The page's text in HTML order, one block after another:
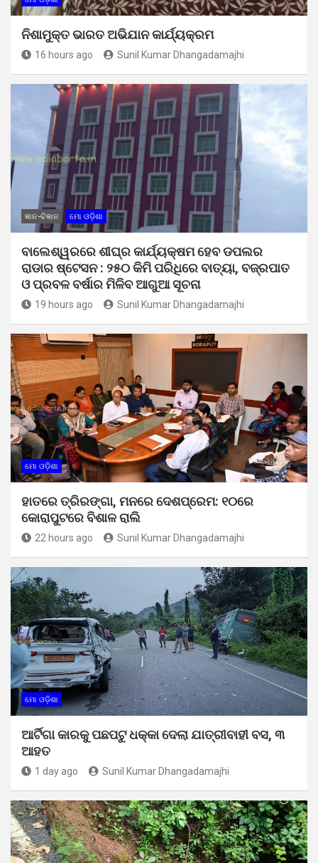
ନିଶାମୁକ୍ତ ଭାରତ ଅଭିଯାନ କାର୍ଯ୍ୟକ୍ରମ
16 hours ago Sunil Kumar Dhangadamajhi
ଜ୍ଞାନ-ବିଜ୍ଞାନ ମୋ ଓଡ଼ିଶା
ବାଲେଶ୍ୱରରେ ଶୀଘ୍ର କାର୍ଯ୍ୟକ୍ଷମ ହେବ ଡପଲର
ରାଡାର ଷ୍ଟେସନ : ୨୫୦ କିମି ପରିଧିରେ ବାତ୍ୟା, ବଜ୍ରପାତ
ଓ ପ୍ରବଳ ବର୍ଷାର ମିଳିବ ଆଗୁଆ ସୂଚନା
19 hours ago Sunil Kumar Dhangadamajhi
ମୋ ଓଡ଼ିଶା
ହାତରେ ତ୍ରିରଙ୍ଗା, ମନରେ ଦେଶପ୍ରେମ: ୧୦ରେ
କୋରାପୁଟରେ ବିଶାଳ ରାଲି
22 hours ago Sunil Kumar Dhangadamajhi
ମୋ ଓଡ଼ିଶା
ଆର୍ଟିଗା କାରକୁ ପଛପଟୁ ଧକ୍କା ଦେଲା ଯାତ୍ରୀବାହୀ ବସ, ୩
ଆହତ
1 day ago Sunil Kumar Dhangadamajhi